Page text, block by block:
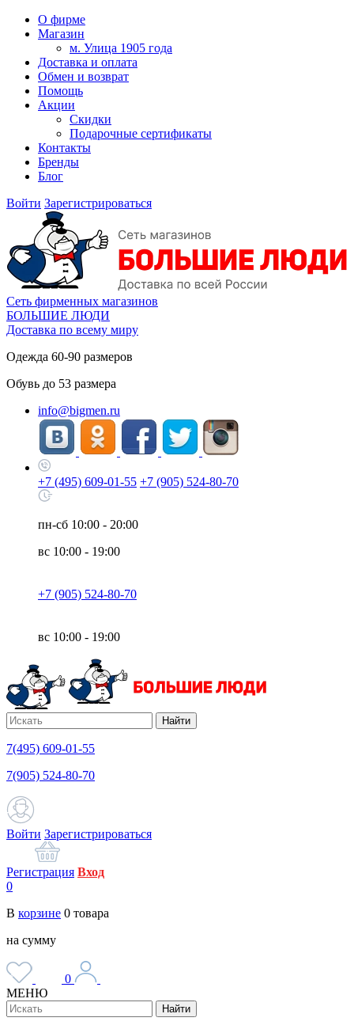
О фирме
Магазин
м. Улица 1905 года
Доставка и оплата
Обмен и возврат
Помощь
Акции
Скидки
Подарочные сертификаты
Контакты
Бренды
Блог
Войти Зарегистрироваться
Сеть фирменных магазинов
БОЛЬШИЕ ЛЮДИ
Доставка по всему миру
Одежда 60-90 размеров
Обувь до 53 размера
info@bigmen.ru
+7 (495) 609-01-55 +7 (905) 524-80-70
пн-сб 10:00 - 20:00
вс 10:00 - 19:00
+7 (905) 524-80-70
вс 10:00 - 19:00
Найти
7(495) 609-01-55
7(905) 524-80-70
Войти Зарегистрироваться
Регистрация Вход
0
В корзине 0 товара
на сумму
0
МЕНЮ
Найти